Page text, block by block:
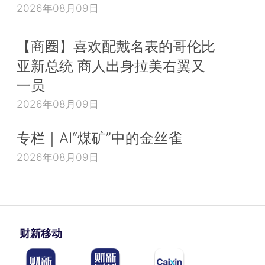
2026年08月09日
【商圈】喜欢配戴名表的哥伦比
亚新总统 商人出身拉美右翼又
一员
2026年08月09日
专栏｜AI“煤矿”中的金丝雀
2026年08月09日
财新移动